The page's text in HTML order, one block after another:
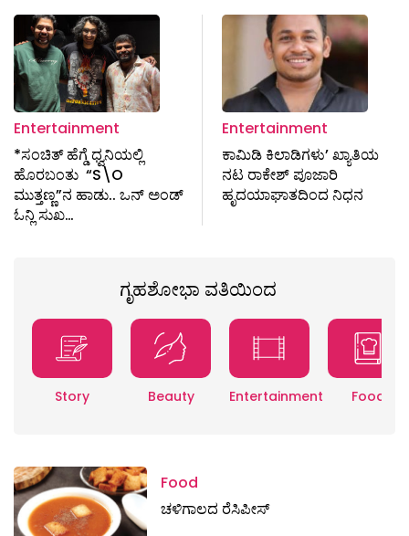
Entertainment
*ಸಂಚಿತ್ ಹೆಗ್ಡೆ ಧ್ವನಿಯಲ್ಲಿ
ಹೊರಬಂತು “S\O
ಮುತ್ತಣ್ಣ”ನ ಹಾಡು.. ಒನ್ ಅಂಡ್
ಓನ್ಲಿ ಸುಖ…
Entertainment
ಕಾಮಿಡಿ ಕಿಲಾಡಿಗಳು’ ಖ್ಯಾತಿಯ
ನಟ ರಾಕೇಶ್ ಪೂಜಾರಿ
ಹೃದಯಾಘಾತದಿಂದ ನಿಧನ
ಗೃಹಶೋಭಾ ವತಿಯಿಂದ
Story Beauty Entertainment Food
Food
ಚಳಿಗಾಲದ ರೆಸಿಪೀಸ್